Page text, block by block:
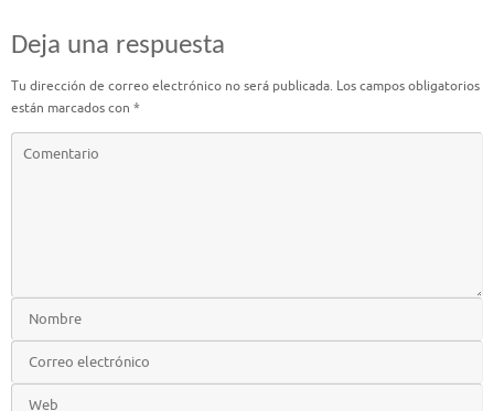
Deja una respuesta
Tu dirección de correo electrónico no será publicada. Los campos obligatorios
están marcados con *